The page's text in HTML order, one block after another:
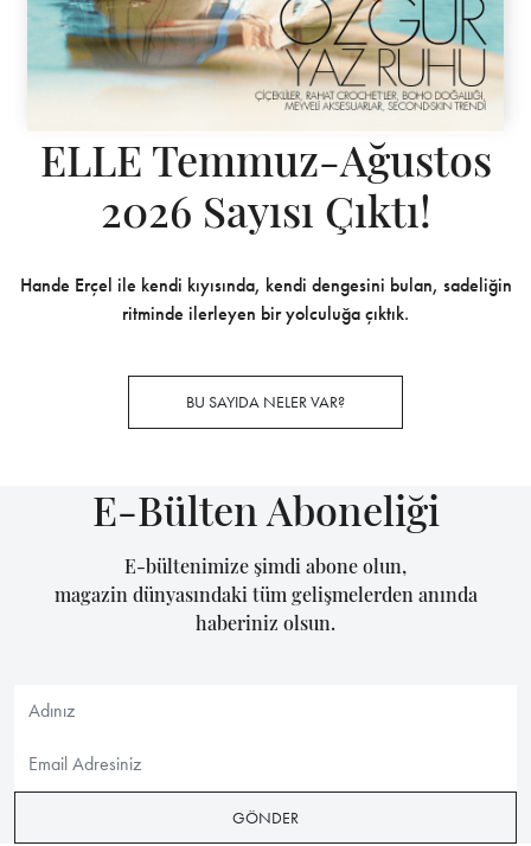
ELLE Temmuz-Ağustos
2026 Sayısı Çıktı!
Hande Erçel ile kendi kıyısında, kendi dengesini bulan, sadeliğin
ritminde ilerleyen bir yolculuğa çıktık.
BU SAYIDA NELER VAR?
E-Bülten Aboneliği
E-bültenimize şimdi abone olun,
magazin dünyasındaki tüm gelişmelerden anında
haberiniz olsun.
GÖNDER